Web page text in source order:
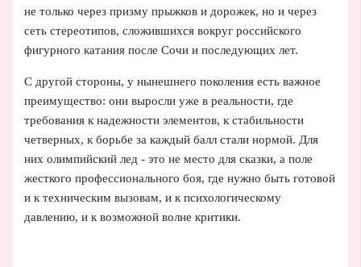
не только через призму прыжков и дорожек, но и через
сеть стереотипов, сложившихся вокруг российского
фигурного катания после Сочи и последующих лет.
С другой стороны, у нынешнего поколения есть важное
преимущество: они выросли уже в реальности, где
требования к надежности элементов, к стабильности
четверных, к борьбе за каждый балл стали нормой. Для
них олимпийский лед - это не место для сказки, а поле
жесткого профессионального боя, где нужно быть готовой
и к техническим вызовам, и к психологическому
давлению, и к возможной волне критики.